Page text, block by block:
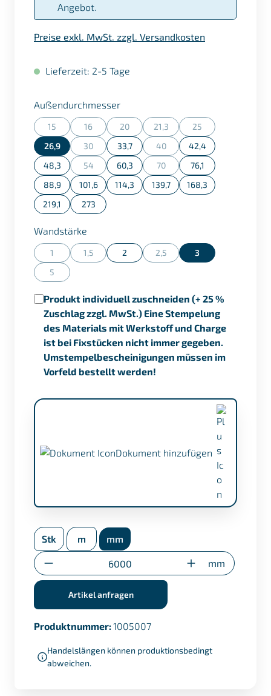
Angebot.
Preise exkl. MwSt. zzgl. Versandkosten
Lieferzeit: 2-5 Tage
Außendurchmesserauswählen
15
(Diese Option ist zurzeit nicht verfügbar.)
16
(Diese Option ist zurzeit nicht verfügbar.)
20
(Diese Option ist zurzeit nicht verfügbar.)
21,3
(Diese Option ist zurzeit nicht
25
(Diese Option ist
26,9 30
(Diese Option ist zurzeit nicht verfügbar.)
33,7 40
(Diese Option ist zurzeit nicht
42,4
48,3
54
(Diese Option ist zurzeit nicht verfügbar.)
60,3 70
(Diese Option ist zurzeit nicht
76,1
88,9
101,6 114,3 139,7
168,3
219,1
273
Wandstärke
1
(Diese Option ist zurzeit nicht verfügbar.)
1,5
(Diese Option ist zurzeit nicht verfügbar.)
2 2,5
(Diese Option ist zurzeit nicht
3
5
(Diese Option ist zurzeit nicht verfügbar.)
Produkt individuell zuschneiden (+ 25 %
Zuschlag zzgl. MwSt.) Eine Stempelung
des Materials mit Werkstoff und Charge
ist bei Fixstücken nicht immer gegeben.
Umstempelbescheinigungen müssen im
Vorfeld bestellt werden!
Dokument hinzufügen
Umstempelbescheinigung (nur bei
Stk m
mm
Anzahl
mm
Artikel anfragen
Produktnummer: 1005007
Handelslängen können produktionsbedingt
abweichen.